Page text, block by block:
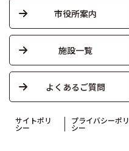
市役所案内
施設一覧
よくあるご質問
サイトポリ
シー
プライバシーポリ
シー